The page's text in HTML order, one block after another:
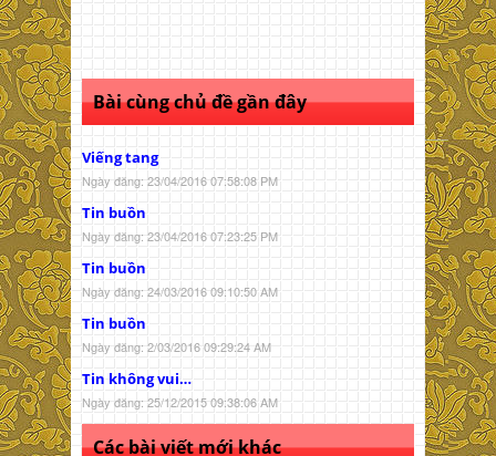
Bài cùng chủ đề gần đây
Viếng tang
Ngày đăng: 23/04/2016 07:58:08 PM
Tin buồn
Ngày đăng: 23/04/2016 07:23:25 PM
Tin buồn
Ngày đăng: 24/03/2016 09:10:50 AM
Tin buồn
Ngày đăng: 2/03/2016 09:29:24 AM
Tin không vui…
Ngày đăng: 25/12/2015 09:38:06 AM
Các bài viết mới khác